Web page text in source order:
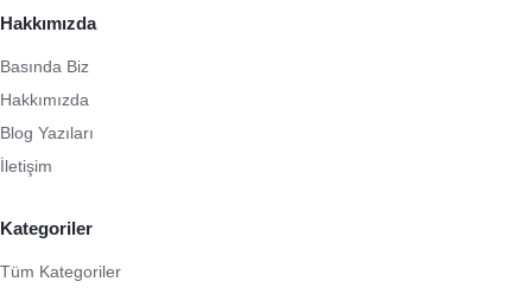
Hakkımızda
Basında Biz
Hakkımızda
Blog Yazıları
İletişim
Kategoriler
Tüm Kategoriler